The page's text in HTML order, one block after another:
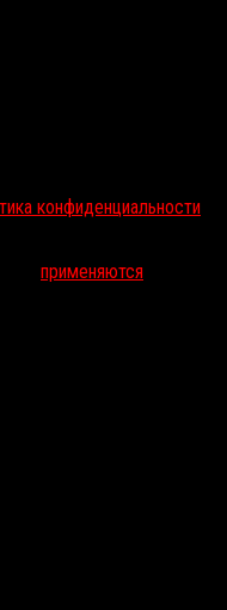
конфиденциальности
применяются